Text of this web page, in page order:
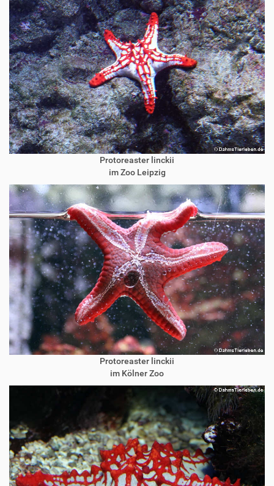
Protoreaster linckii
im Zoo Leipzig
Protoreaster linckii
im Kölner Zoo